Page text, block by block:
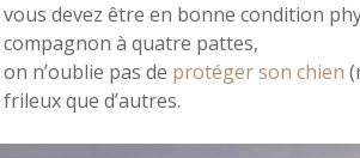
vous devez être en bonne condition
compagnon à quatre pattes,
on n’oublie pas de protéger son chien
frileux que d’autres.